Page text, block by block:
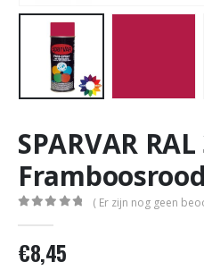
SPARVAR
Framboosrood
( Er zijn nog geen
€8,45